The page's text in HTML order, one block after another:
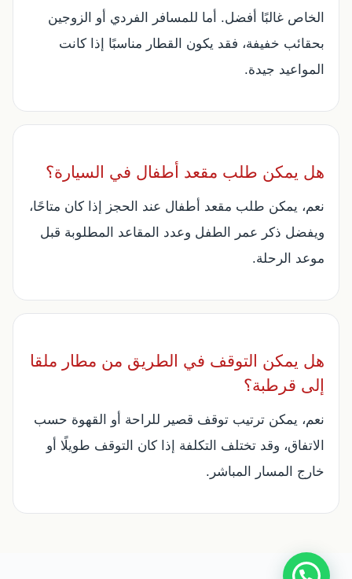
الخاص غالبًا أفضل. أما للمسافر الفردي أو الزوجين
بحقائب خفيفة، فقد يكون القطار مناسبًا إذا كانت
المواعيد جيدة.
هل يمكن طلب مقعد أطفال في السيارة؟
نعم، يمكن طلب مقعد أطفال عند الحجز إذا كان متاحًا،
ويفضل ذكر عمر الطفل وعدد المقاعد المطلوبة قبل
موعد الرحلة.
هل يمكن التوقف في الطريق من مطار ملقا
إلى قرطبة؟
نعم، يمكن ترتيب توقف قصير للراحة أو القهوة حسب
الاتفاق، وقد تختلف التكلفة إذا كان التوقف طويلًا أو
خارج المسار المباشر.